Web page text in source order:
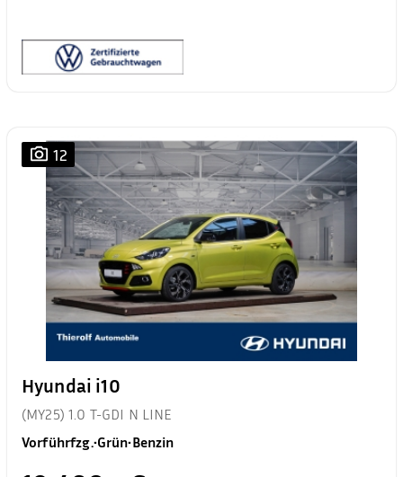
12
Hyundai i10
(MY25) 1.0 T-GDI N LINE
Vorführfzg.•Grün•Benzin